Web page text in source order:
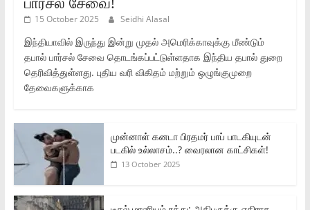
15 October 2025 Seidhi Alasal
இந்தியாவில் இருந்து இன்று முதல் அமெரிக்காவுக்கு மீண்டும்
தபால் பார்சல் சேவை தொடங்கப்பட்டுள்ளதாக இந்திய தபால் துறை
தெரிவித்துள்ளது. புதிய வரி விகிதம் மற்றும் ஒழுங்குமுறை
தேவைகளுக்காக
முன்னாள் கனடா பிரதமர் பாப் பாடகியுடன்
படகில் உல்லாசம்..? வைரலான காட்சிகள்!
13 October 2025